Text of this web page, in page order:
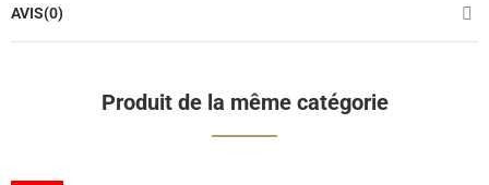
AVIS(0)
Produit de la même catégorie